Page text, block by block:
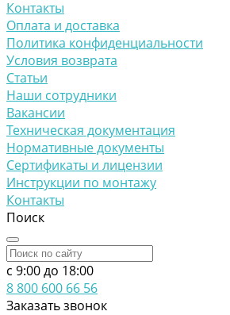
Контакты
Оплата и доставка
Политика конфиденциальности
Условия возврата
Статьи
Наши сотрудники
Вакансии
Техническая документация
Нормативные документы
Сертификаты и лицензии
Инструкции по монтажу
Контакты
Поиск
c 9:00 до 18:00
8 800 600 66 56
Заказать звонок